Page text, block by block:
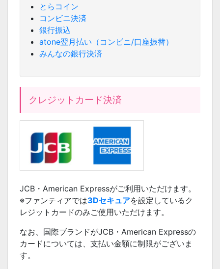
とらコイン
コンビニ決済
銀行振込
atone翌月払い（コンビニ/口座振替）
みんなの銀行決済
クレジットカード決済
JCB・American Expressがご利用いただけます。
※ファンティアでは3Dセキュアを設定しているク
レジットカードのみご使用いただけます。
なお、国際ブランドがJCB・American Expressの
カードについては、支払い金額に制限がございま
す。